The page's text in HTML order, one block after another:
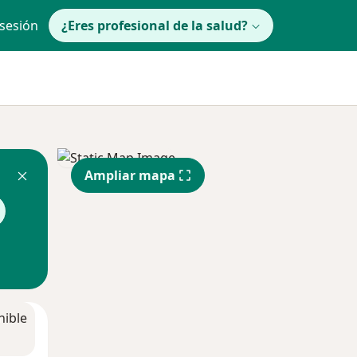
¿Eres profesional de la salud?
Ampliar mapa